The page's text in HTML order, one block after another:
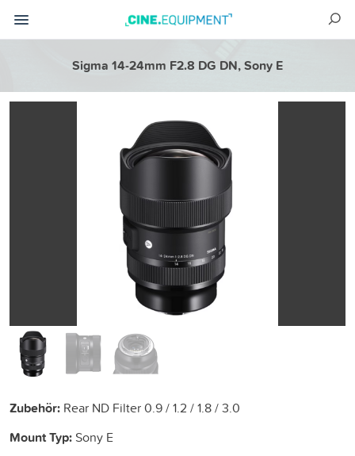
Sigma 14-24mm F2.8 DG DN, Sony E
Zubehör: Rear ND Filter 0.9 / 1.2 / 1.8 / 3.0
Mount Typ: Sony E